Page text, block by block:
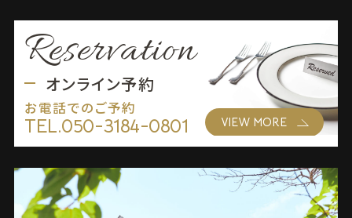
Reservation
オンライン予約
お電話でのご予約
TEL.050-3184-0801 VIEW MORE